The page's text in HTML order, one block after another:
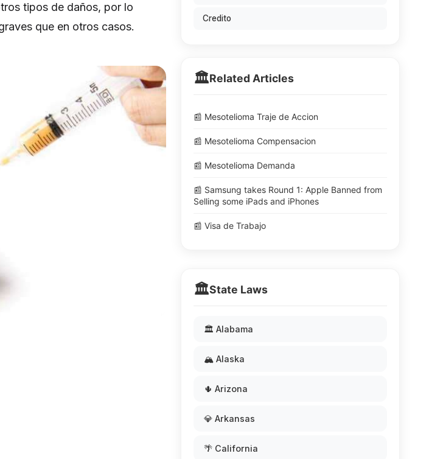
tipos de daños, por lo
que en otros casos.
Credito
🏛️Related Articles
📰 Mesotelioma Traje de Accion
📰 Mesotelioma Compensacion
📰 Mesotelioma Demanda
📰 Samsung takes Round 1: Apple Banned from
Selling some iPads and iPhones
📰 Visa de Trabajo
🏛️State Laws
🏛️ Alabama
🏔️ Alaska
🌵 Arizona
💎 Arkansas
🌴 California